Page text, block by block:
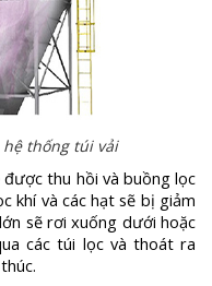
thống túi vải
thu hồi và buồng lọc
khí và các hạt sẽ bị giảm
sẽ rơi xuống dưới hoặc
các túi lọc và thoát ra